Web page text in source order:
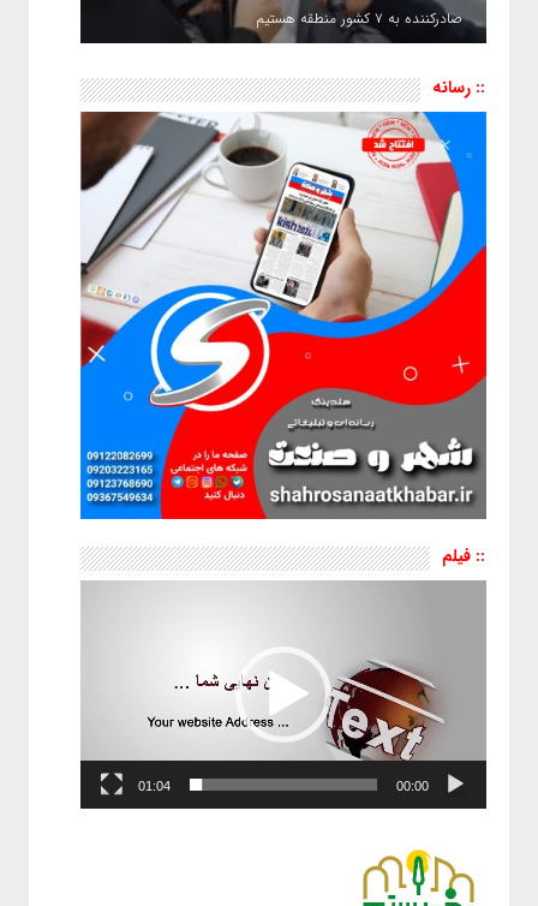
صادرکننده به ۷ کشور منطقه هستیم
:: رسانه
:: فیلم
نمایشگر
00:00
01:04